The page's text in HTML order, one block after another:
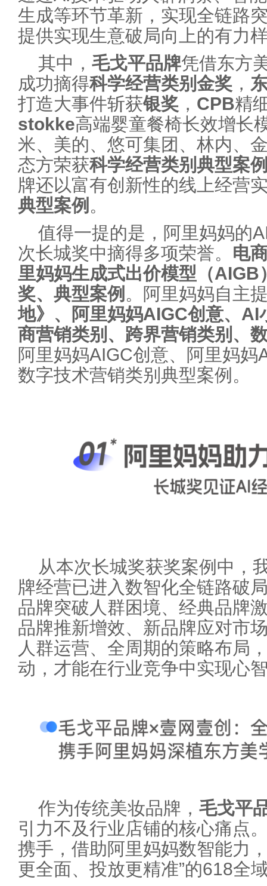
生成等环节革新，实现全链路
提供实现生意破局向上的有力
其中， 毛戈平品牌凭借东方
成功摘得科学经营类别金奖 ，
打造大事件斩获银奖 ， CPB精
stokke高端婴童餐椅长效增长
米、美的、悠可集团、林内、
态方荣获科学经营类别典型案
牌还以富有创新性的线上经营
典型案例 。
值得一提的是，阿里妈妈的
次长城奖中摘得多项荣誉。 电
里妈妈生成式出价模型（AIGB
奖、典型案例 。阿里妈妈自主
地》、阿里妈妈AIGC创意、AI
商营销类别、 跨界营销类别、
阿里妈妈AIGC创意、阿里妈
数字技术营销类别典型案例。
从本次长城奖获奖案例中，
牌经营已进入数智化全链路破
品牌突破人群困境、经典品牌
品牌推新增效、新品牌应对市
人群运营、全周期的策略布局
动，才能在行业竞争中实现心
作为传统美妆品牌， 毛戈平
引力不及行业店铺的核心痛点
携手，借助阿里妈妈数智能力
更全面、投放更精准”的618全